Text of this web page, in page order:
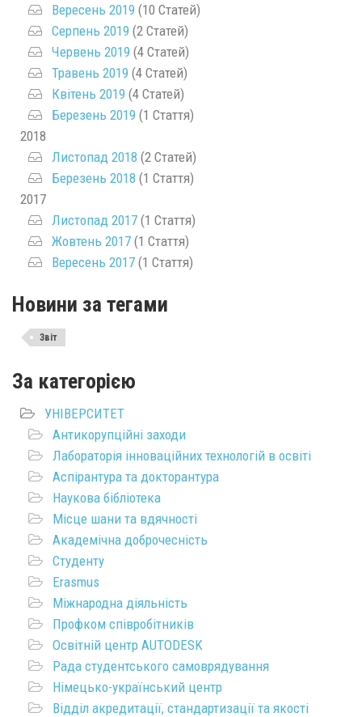
Вересень 2019 (10 Статей)
Серпень 2019 (2 Статей)
Червень 2019 (4 Статей)
Травень 2019 (4 Статей)
Квітень 2019 (4 Статей)
Березень 2019 (1 Стаття)
2018
Листопад 2018 (2 Статей)
Березень 2018 (1 Стаття)
2017
Листопад 2017 (1 Стаття)
Жовтень 2017 (1 Стаття)
Вересень 2017 (1 Стаття)
Новини за тегами
Звіт
За категорією
УНІВЕРСИТЕТ
Антикорупційні заходи
Лабораторія інноваційних технологій в освіті
Аспірантура та докторантура
Наукова бібліотека
Місце шани та вдячності
Академічна доброчесність
Студенту
Erasmus
Міжнародна діяльність
Профком співробітників
Освітній центр AUTODESK
Рада студентського самоврядування
Німецько-український центр
Відділ акредитації, стандартизації та якості